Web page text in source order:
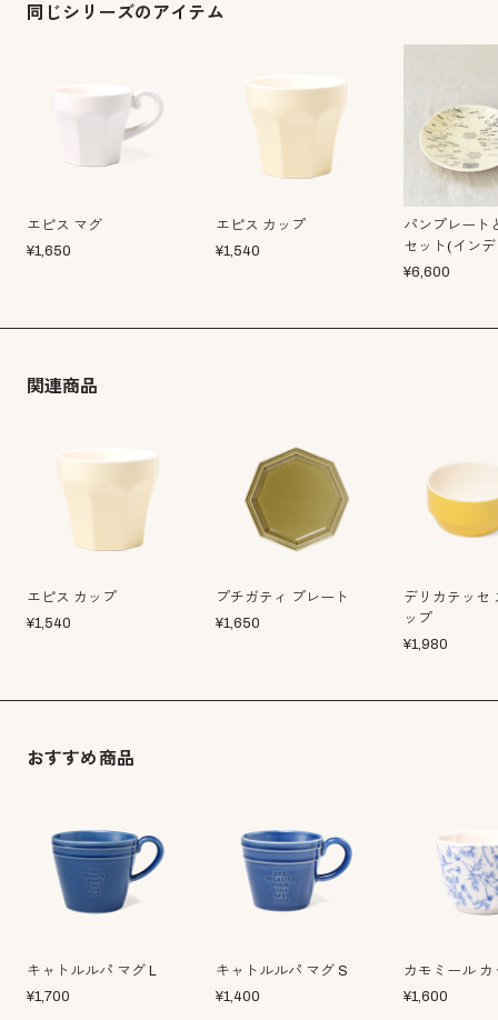
同じシリーズのアイテム
エピス マグ
¥1,650
エピス カップ
¥1,540
パンプレート
セット(イン
¥6,600
関連商品
エピス カップ
¥1,540
プチガティ プレート
¥1,650
デリカテッセ
ップ
¥1,980
おすすめ商品
キャトルルパ マグ L
¥1,700
キャトルルパ マグ S
¥1,400
カモミール カ
¥1,600